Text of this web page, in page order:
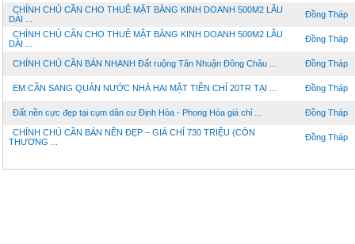
CHÍNH CHỦ CẦN CHO THUÊ MẶT BẰNG KINH DOANH 500M2 LÂU
DÀI ...
Đồng Tháp
CHÍNH CHỦ CẦN CHO THUÊ MẶT BẰNG KINH DOANH 500M2 LÂU
DÀI ...
Đồng Tháp
CHÍNH CHỦ CẦN BÁN NHANH Đất ruộng Tân Nhuận Đông Châu ... Đồng Tháp
EM CẦN SANG QUÁN NƯỚC NHÀ HAI MẶT TIỀN CHỈ 20TR TẠI ... Đồng Tháp
Đất nền cực đẹp tại cụm dân cư Định Hòa - Phong Hòa giá chỉ ... Đồng Tháp
CHÍNH CHỦ CẦN BÁN NỀN ĐẸP – GIÁ CHỈ 730 TRIỆU (CÒN
THƯƠNG ...
Đồng Tháp